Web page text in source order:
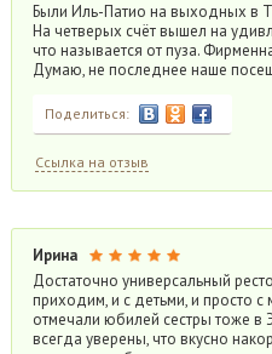
Были Иль-Патио на выходных в
На четверых счёт вышел на
что называется от пуза.
Думаю, не последнее наше
Поделиться:
Ссылка на отзыв
Ирина
Достаточно универсальный
приходим, и с детьми, и просто
отмечали юбилей сестры тоже в
всегда уверены, что вкусно